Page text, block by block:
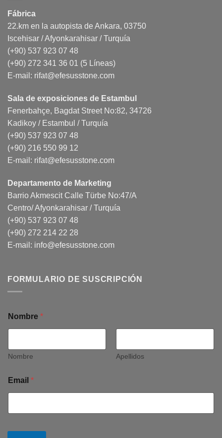
Fábrica
22.km en la autopista de Ankara, 03750
Iscehisar / Afyonkarahisar / Turquía
(+90) 537 923 07 48
(+90) 272 341 36 01 (5 Líneas)
E-mail: rifat@efesusstone.com
Sala de exposiciones de Estambul
Fenerbahçe, Bagdat Street No:82, 34726
Kadikoy / Estambul / Turquía
(+90) 537 923 07 48
(+90) 216 550 99 12
E-mail: rifat@efesusstone.com
Departamento de Marketing
Barrio Akmescit Calle Türbe No:47/A
Centro/ Afyonkarahisar / Turquía
(+90) 537 923 07 48
(+90) 272 214 22 28
E-mail: info@efesusstone.com
FORMULARIO DE SUSCRIPCIÓN
Nombre *
Nombre Apellidos
Email *